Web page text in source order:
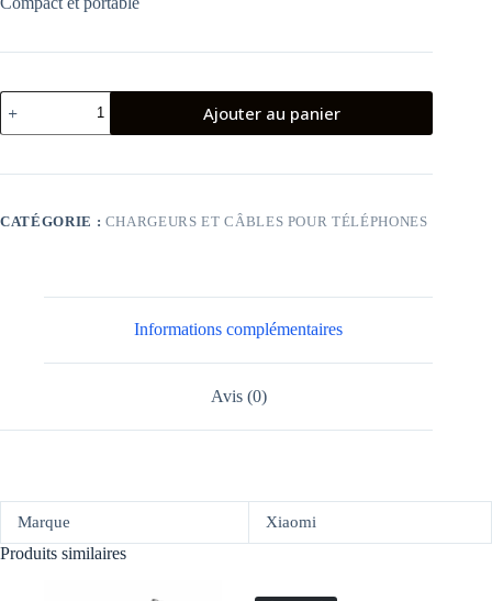
quantité
de
Mi
Wall
(Type-
A
Ajouter au panier
CATÉGORIE : CHARGEURS ET CÂBLES POUR TÉLÉPHONES
Informations complémentaires
Avis (0)
Marque Xiaomi
Produits similaires